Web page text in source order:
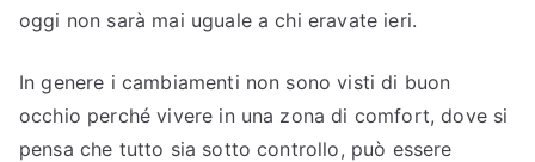
oggi non sarà mai uguale a chi eravate ieri.
In genere i cambiamenti non sono visti di buon
occhio perché vivere in una zona di comfort, dove si
pensa che tutto sia sotto controllo, può essere